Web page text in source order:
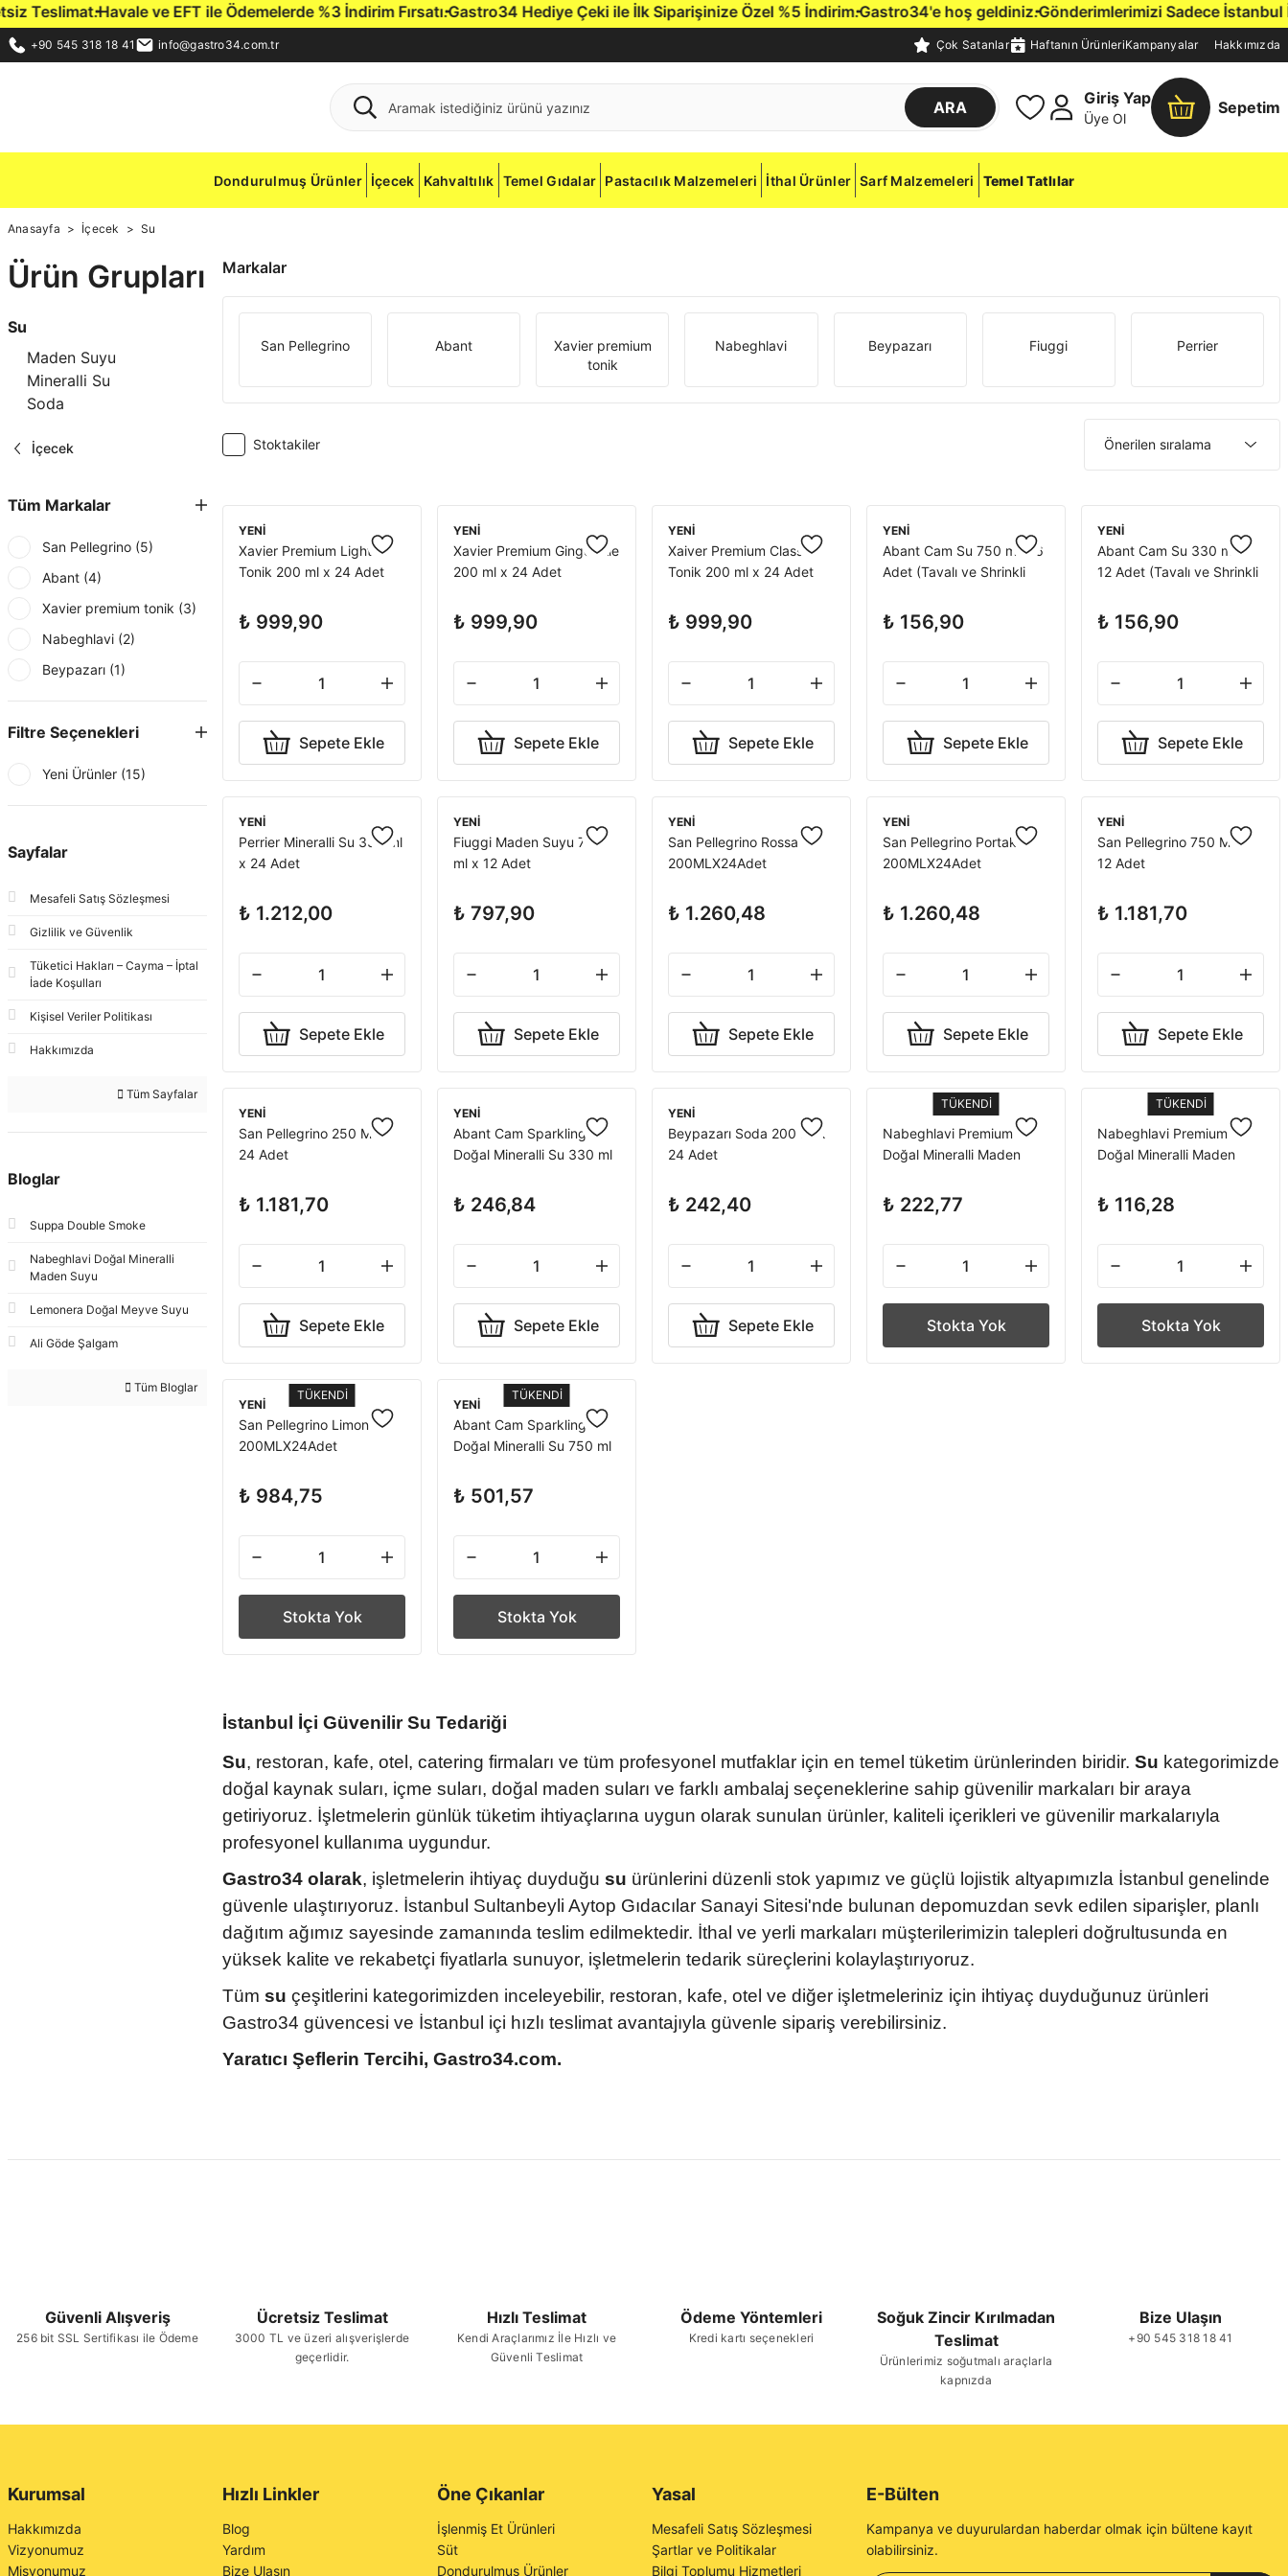
Havale ve EFT ile Ödemelerde %3 İndirim Fırsatı.Gastro34 Hediye Çeki ile İlk Siparişinize Özel %5 İndirim.Gastro34'e hoş geldiniz.Gönderimlerimizi Sadece İstanbul
+90 545 318 18 41 info@gastro34.com.tr Çok Satanlar Haftanın ÜrünleriKampanyalar Hakkımızda
ARA
Giriş Yap
Üye Ol
Sepetim
Dondurulmuş Ürünler İçecek Kahvaltılık Temel Gıdalar Pastacılık Malzemeleri İthal Ürünler Sarf Malzemeleri Temel Tatlılar
Anasayfa İçecek Su
Ürün Grupları
Su
Maden Suyu
Mineralli Su
Soda
İçecek
Tüm Markalar
San Pellegrino (5)
Abant (4)
Xavier premium tonik (3)
Nabeghlavi (2)
Beypazarı (1)
Fiuggi (1)
Perrier (1)
Filtre Seçenekleri
Yeni Ürünler (15)
Sayfalar
Mesafeli Satış Sözleşmesi
Gizlilik ve Güvenlik
Tüketici Hakları – Cayma – İptal
İade Koşulları
Kişisel Veriler Politikası
Hakkımızda
Tüm Sayfalar
Bloglar
Suppa Double Smoke
Nabeghlavi Doğal Mineralli
Maden Suyu
Lemonera Doğal Meyve Suyu
Ali Göde Şalgam
Tüm Bloglar
Markalar
San Pellegrino Abant
Xavier premium
tonik
Nabeghlavi Beypazarı Fiuggi Perrier
Stoktakiler
YENİ
Xavier Premium Light
Tonik 200 ml x 24 Adet
₺ 999,90
Sepete Ekle
YENİ
Xavier Premium Ginger Ale
200 ml x 24 Adet
₺ 999,90
Sepete Ekle
YENİ
Xaiver Premium Classic
Tonik 200 ml x 24 Adet
₺ 999,90
Sepete Ekle
YENİ
Abant Cam Su 750 ml x 6
Adet (Tavalı ve Shrinkli
₺ 156,90
Sepete Ekle
YENİ
Abant Cam Su 330 ml x
12 Adet (Tavalı ve Shrinkli
₺ 156,90
Sepete Ekle
YENİ
Perrier Mineralli Su 330 ml
x 24 Adet
₺ 1.212,00
Sepete Ekle
YENİ
Fiuggi Maden Suyu 750
ml x 12 Adet
₺ 797,90
Sepete Ekle
YENİ
San Pellegrino Rossa
200MLX24Adet
₺ 1.260,48
Sepete Ekle
YENİ
San Pellegrino Portakallı
200MLX24Adet
₺ 1.260,48
Sepete Ekle
YENİ
San Pellegrino 750 ML X
12 Adet
₺ 1.181,70
Sepete Ekle
YENİ
San Pellegrino 250 ML X
24 Adet
₺ 1.181,70
Sepete Ekle
YENİ
Abant Cam Sparkling
Doğal Mineralli Su 330 ml
₺ 246,84
Sepete Ekle
YENİ
Beypazarı Soda 200 ml x
24 Adet
₺ 242,40
Sepete Ekle
TÜKENDİ
Nabeghlavi Premium
Doğal Mineralli Maden
Adet
₺ 222,77
Stokta Yok
TÜKENDİ
Nabeghlavi Premium
Doğal Mineralli Maden
₺ 116,28
Stokta Yok
TÜKENDİ
YENİ
San Pellegrino Limon
200MLX24Adet
₺ 984,75
Stokta Yok
TÜKENDİ
YENİ
Abant Cam Sparkling
Doğal Mineralli Su 750 ml
₺ 501,57
Stokta Yok
İstanbul İçi Güvenilir Su Tedariği
Su, restoran, kafe, otel, catering firmaları ve tüm profesyonel mutfaklar için en temel tüketim ürünlerinden biridir. Su kategorimizde
doğal kaynak suları, içme suları, doğal maden suları ve farklı ambalaj seçeneklerine sahip güvenilir markaları bir araya
getiriyoruz. İşletmelerin günlük tüketim ihtiyaçlarına uygun olarak sunulan ürünler, kaliteli içerikleri ve güvenilir markalarıyla
profesyonel kullanıma uygundur.
Gastro34 olarak, işletmelerin ihtiyaç duyduğu su ürünlerini düzenli stok yapımız ve güçlü lojistik altyapımızla İstanbul genelinde
güvenle ulaştırıyoruz. İstanbul Sultanbeyli Aytop Gıdacılar Sanayi Sitesi'nde bulunan depomuzdan sevk edilen siparişler, planlı
dağıtım ağımız sayesinde zamanında teslim edilmektedir. İthal ve yerli markaları müşterilerimizin talepleri doğrultusunda en
yüksek kalite ve rekabetçi fiyatlarla sunuyor, işletmelerin tedarik süreçlerini kolaylaştırıyoruz.
Tüm su çeşitlerini kategorimizden inceleyebilir, restoran, kafe, otel ve diğer işletmeleriniz için ihtiyaç duyduğunuz ürünleri
Gastro34 güvencesi ve İstanbul içi hızlı teslimat avantajıyla güvenle sipariş verebilirsiniz.
Yaratıcı Şeflerin Tercihi, Gastro34.com.
Güvenli Alışveriş
256 bit SSL Sertifikası ile Ödeme
Ücretsiz Teslimat
3000 TL ve üzeri alışverişlerde
geçerlidir.
Hızlı Teslimat
Kendi Araçlarımız İle Hızlı ve
Güvenli Teslimat
Ödeme Yöntemleri
Kredi kartı seçenekleri
Soğuk Zincir Kırılmadan
Teslimat
Ürünlerimiz soğutmalı araçlarla
kapnızda
Bize Ulaşın
+90 545 318 18 41
Kurumsal
Hakkımızda
Vizyonumuz
Misyonumuz
Hızlı Linkler
Blog
Yardım
Bize Ulaşın
Öne Çıkanlar
İşlenmiş Et Ürünleri
Süt
Dondurulmuş Ürünler
Yasal
Mesafeli Satış Sözleşmesi
Şartlar ve Politikalar
Bilgi Toplumu Hizmetleri
E-Bülten
Kampanya ve duyurulardan haberdar olmak için bültene kayıt
olabilirsiniz.